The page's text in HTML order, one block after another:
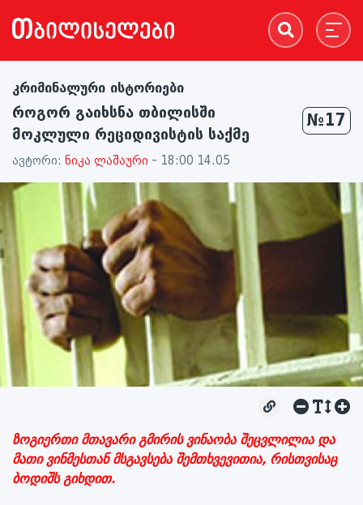
კრიმინალური ისტორიები
როგორ გაიხსნა თბილისში
მოკლული რეციდივისტის საქმე
№17
ავტორი: ნიკა ლაშაური - 18:00 14.05
ზოგიერთი მთავარი გმირის ვინაობა შეცვლილია და
მათი ვინმესთან მსგავსება შემთხვევითია, რისთვისაც
ბოდიშს გიხდით.